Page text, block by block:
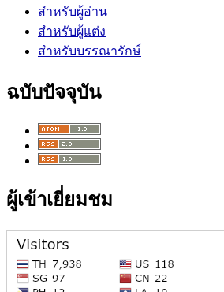
สำหรับผู้อ่าน
สำหรับผู้แต่ง
สำหรับบรรณารักษ์
ฉบับปัจจุบัน
ผู้เข้าเยี่ยมชม